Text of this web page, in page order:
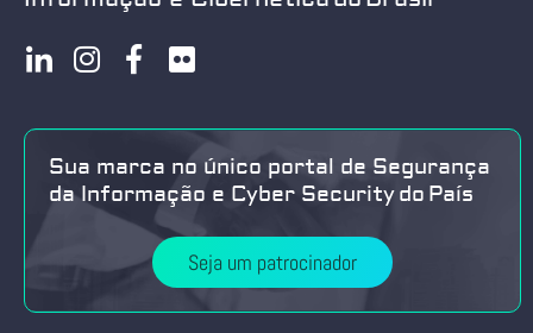
Sua marca no único portal de Segurança
da Informação e Cyber Security do País
Seja um patrocinador